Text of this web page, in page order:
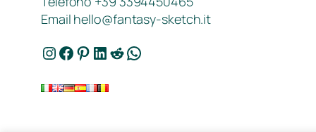
Email hello@fantasy-sketch.it
Instagram Facebook Pinterest LinkedIn Reddit WhatsApp